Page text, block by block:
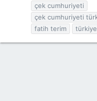
çek cumhuriyeti
çek cumhuriyeti
fatih terim
türkiye